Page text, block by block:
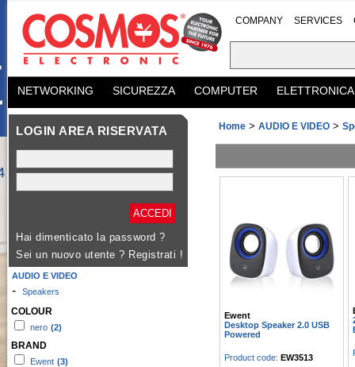
COMPANY SERVICES
NETWORKING SICUREZZA COMPUTER ELETTRONICA
LOGIN AREA RISERVATA
Hai dimenticato la password ?
Sei un nuovo utente ? Registrati !
AUDIO E VIDEO
- Speakers
COLOUR
nero (2)
BRAND
Ewent (3)
Home > AUDIO E VIDEO >
Ewent
Desktop Speaker 2.0 USB
Powered
Product code: EW3513